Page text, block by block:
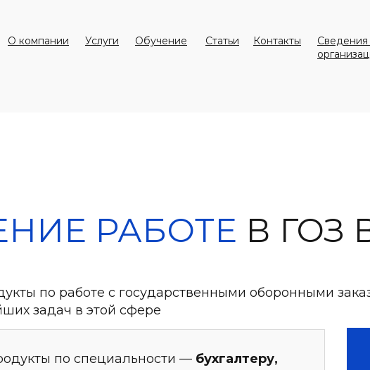
О компании Услуги Обучение Статьи
Сведения
Контакты
по работе с государственными оборонными
задач в этой сфере
РАБОТЕ В ГОЗ
по специальности — бухгалтеру,